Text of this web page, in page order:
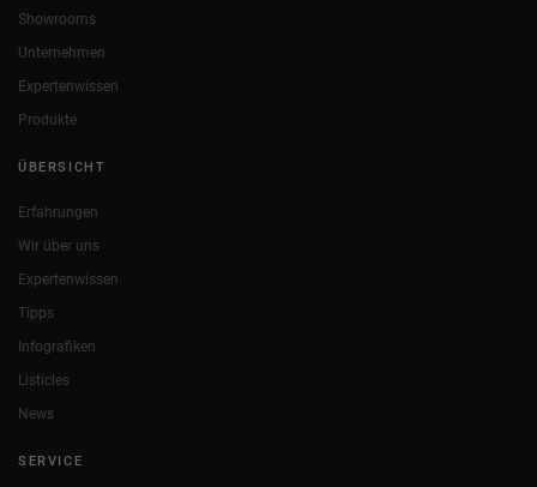
Showrooms
Unternehmen
Expertenwissen
Produkte
ÜBERSICHT
Erfahrungen
Wir über uns
Expertenwissen
Tipps
Infografiken
Listicles
News
SERVICE